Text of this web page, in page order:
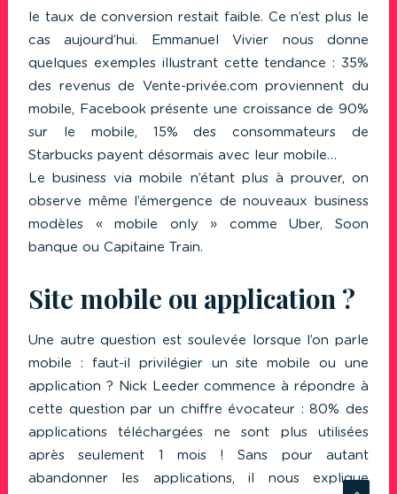
le taux de conversion restait faible. Ce n’est plus le
cas aujourd’hui. Emmanuel Vivier nous donne
quelques exemples illustrant cette tendance : 35%
des revenus de Vente-privée.com proviennent du
mobile, Facebook présente une croissance de 90%
sur le mobile, 15% des consommateurs de
Starbucks payent désormais avec leur mobile…
Le business via mobile n’étant plus à prouver, on
observe même l’émergence de nouveaux business
modèles « mobile only » comme Uber, Soon
banque ou Capitaine Train.
Site mobile ou application ?
Une autre question est soulevée lorsque l’on parle
mobile : faut-il privilégier un site mobile ou une
application ? Nick Leeder commence à répondre à
cette question par un chiffre évocateur : 80% des
applications téléchargées ne sont plus utilisées
après seulement 1 mois ! Sans pour autant
abandonner les applications, il nous explique